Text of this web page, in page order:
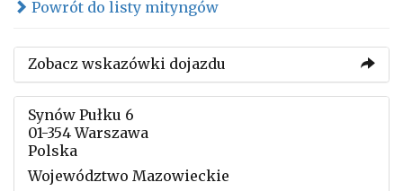
Powrót do listy mityngów
Zobacz wskazówki dojazdu
Synów Pułku 6
01-354 Warszawa
Polska
Województwo Mazowieckie